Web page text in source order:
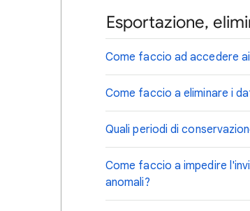
Esportazione,
Come faccio ad accedere
Come faccio a eliminare i
Quali periodi di
Come faccio a impedire
anomali?